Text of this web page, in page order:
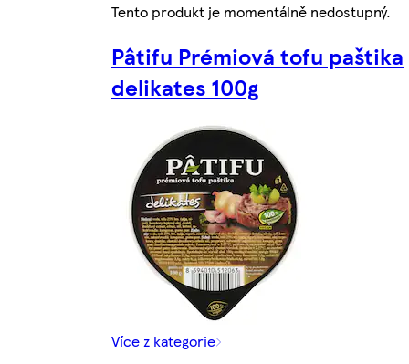
Tento produkt je momentálně nedostupný.
Pâtifu Prémiová tofu paštika
delikates 100g
Více z kategorie